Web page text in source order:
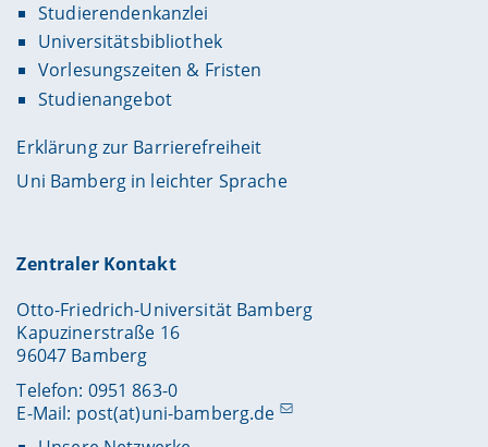
Studierendenkanzlei
Universitätsbibliothek
Vorlesungszeiten & Fristen
Studienangebot
Erklärung zur Barrierefreiheit
Uni Bamberg in leichter Sprache
Zentraler Kontakt
Otto-Friedrich-Universität Bamberg
Kapuzinerstraße 16
96047 Bamberg
Telefon: 0951 863-0
E-Mail: post(at)uni-bamberg.de